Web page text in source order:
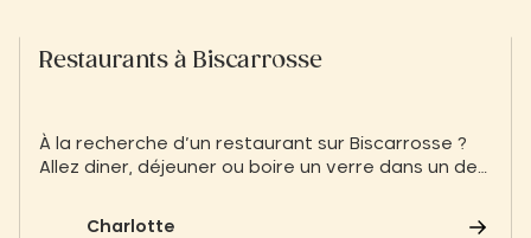
Restaurants à Biscarrosse
À la recherche d’un restaurant sur Biscarrosse ?
Allez diner, déjeuner ou boire un verre dans un des
Charlotte